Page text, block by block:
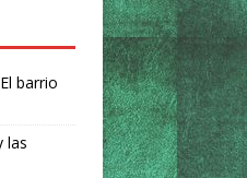
barrio
las